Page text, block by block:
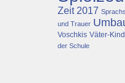
Zeit 2017
und Trauer
Voschkis Väter-
der Schule